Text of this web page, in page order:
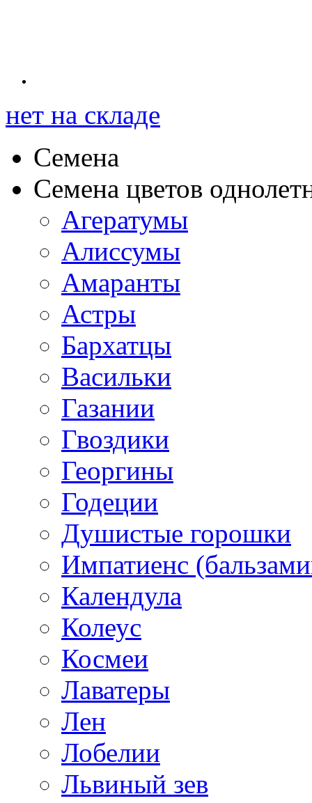
нет на складе
Семена
Семена цветов
Агератумы
Алиссумы
Амаранты
Астры
Бархатцы
Васильки
Газании
Гвоздики
Георгины
Годеции
Душистые горошки
Импатиенс
Календула
Колеус
Космеи
Лаватеры
Лен
Лобелии
Львиный зев